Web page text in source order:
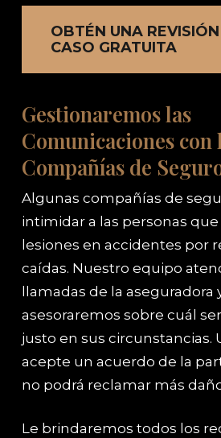
OBTÉN UNA
CASO GRATUITA
Gestionaremos las
Comunicaciones con
Compañías de
Algunas compañías de
intimidar a las personas
lesiones en accidentes por
caídas. Nuestro equipo
llamadas de la aseguradora
asesoraremos sobre cuál
justo en sus circunstancias.
acepte un acuerdo de la
no podrá reclamar más
Le brindaremos todos los